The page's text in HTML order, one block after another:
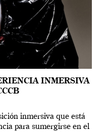
INMERSIVA
inmersiva que está
para sumergirse en el